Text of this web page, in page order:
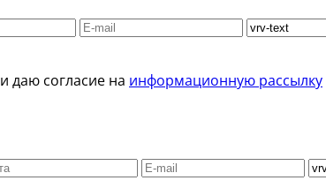
и даю согласие на информационную рассылку